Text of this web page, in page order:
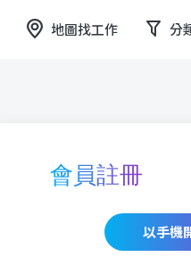
地圖找工作 分
會員註冊
以手機